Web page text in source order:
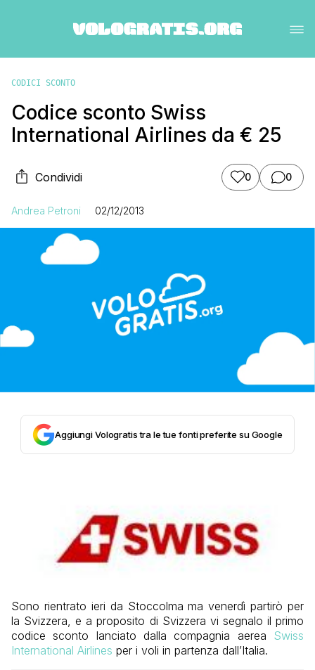
CODICI SCONTO
Codice sconto Swiss
International Airlines da € 25
Condividi 0 0
Andrea Petroni 02/12/2013
Aggiungi Vologratis tra le tue fonti preferite su Google
Sono rientrato ieri da Stoccolma ma venerdì partirò per
la Svizzera, e a proposito di Svizzera vi segnalo il primo
codice sconto lanciato dalla compagnia aerea Swiss
International Airlines per i voli in partenza dall’Italia.